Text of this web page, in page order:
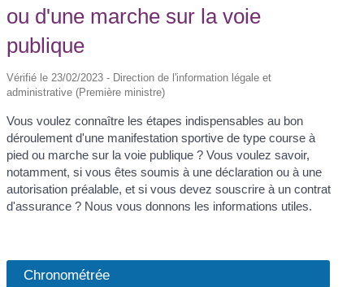
ou d'une marche sur la voie
publique
Vérifié le 23/02/2023 - Direction de l'information légale et
administrative (Première ministre)
Vous voulez connaître les étapes indispensables au bon
déroulement d'une manifestation sportive de type course à
pied ou marche sur la voie publique ? Vous voulez savoir,
notamment, si vous êtes soumis à une déclaration ou à une
autorisation préalable, et si vous devez souscrire à un contrat
d'assurance ? Nous vous donnons les informations utiles.
Chronométrée